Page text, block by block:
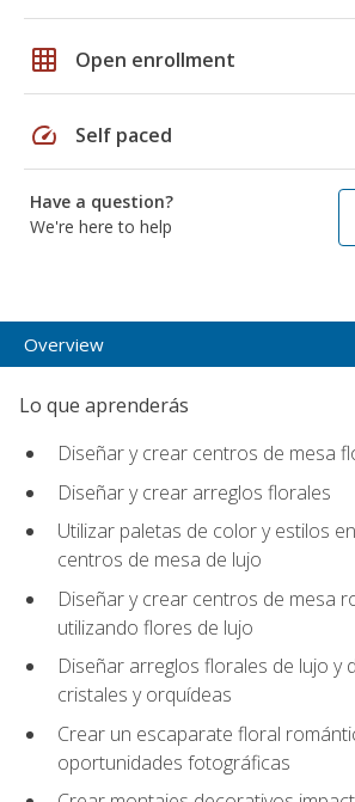
grid_on Open enrollment
speed Self paced
Have a question?
We're here to help
Overview
Lo que aprenderás
Diseñar y crear centros de mesa
Diseñar y crear arreglos florales
Utilizar paletas de color y estilos
centros de mesa de lujo
Diseñar y crear centros de mesa
utilizando flores de lujo
Diseñar arreglos florales de lujo y
cristales y orquídeas
Crear un escaparate floral
oportunidades fotográficas